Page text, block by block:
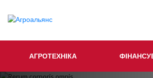
АГРОТЕХНІКА